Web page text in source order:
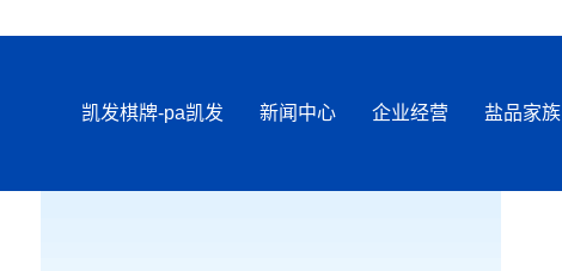
凯发棋牌-pa凯发 新闻中心 企业经营 盐品家族